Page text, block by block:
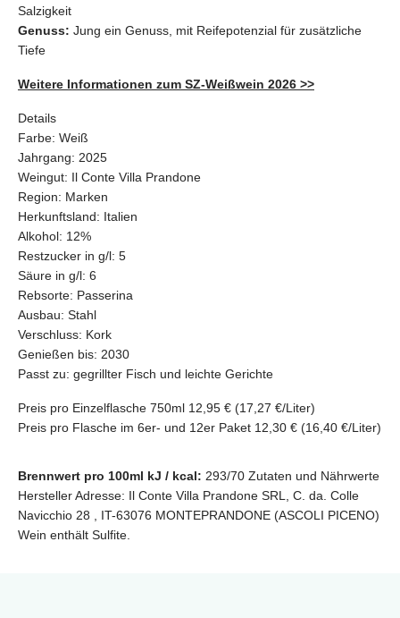
Salzigkeit
Genuss: Jung ein Genuss, mit Reifepotenzial für zusätzliche
Tiefe
Weitere Informationen zum SZ-Weißwein 2026 >>
Details
Farbe: Weiß
Jahrgang: 2025
Weingut: Il Conte Villa Prandone
Region: Marken
Herkunftsland: Italien
Alkohol: 12%
Restzucker in g/l: 5
Säure in g/l: 6
Rebsorte: Passerina
Ausbau: Stahl
Verschluss: Kork
Genießen bis: 2030
Passt zu: gegrillter Fisch und leichte Gerichte
Preis pro Einzelflasche 750ml 12,95 € (17,27 €/Liter)
Preis pro Flasche im 6er- und 12er Paket 12,30 € (16,40 €/Liter)
Brennwert pro 100ml kJ / kcal: 293/70 Zutaten und Nährwerte
Hersteller Adresse: Il Conte Villa Prandone SRL, C. da. Colle
Navicchio 28 , IT-63076 MONTEPRANDONE (ASCOLI PICENO)
Wein enthält Sulfite.